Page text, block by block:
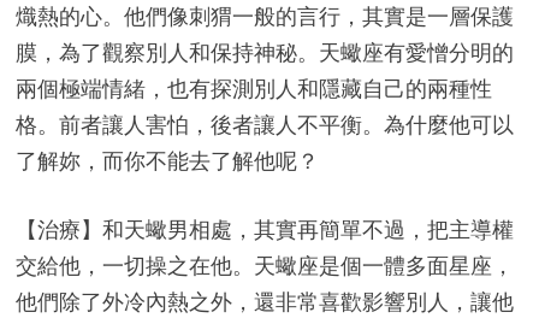
熾熱的心。他們像刺猬一般的言行，其實是一層保護
膜，為了觀察別人和保持神秘。天蠍座有愛憎分明的
兩個極端情緒，也有探測別人和隱藏自己的兩種性
格。前者讓人害怕，後者讓人不平衡。為什麼他可以
了解妳，而你不能去了解他呢？
【治療】和天蠍男相處，其實再簡單不過，把主導權
交給他，一切操之在他。天蠍座是個一體多面星座，
他們除了外冷內熱之外，還非常喜歡影響別人，讓他